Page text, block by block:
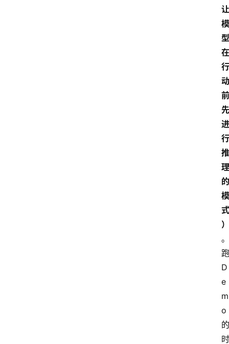
让
模
型
在
行
动
前
先
进
行
推
理
的
模
式
）
。
跑
D
e
m
o
的
时